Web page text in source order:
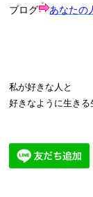
ブログ あなたの
私が好きな人と
好きなように生きる